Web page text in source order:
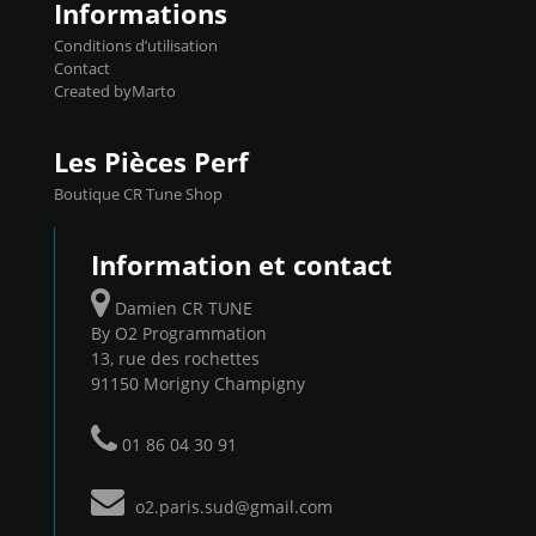
Informations
Conditions d’utilisation
Contact
Created byMarto
Les Pièces Perf
Boutique CR Tune Shop
Information et contact
Damien CR TUNE
By O2 Programmation
13, rue des rochettes
91150 Morigny Champigny
01 86 04 30 91
o2.paris.sud@gmail.com